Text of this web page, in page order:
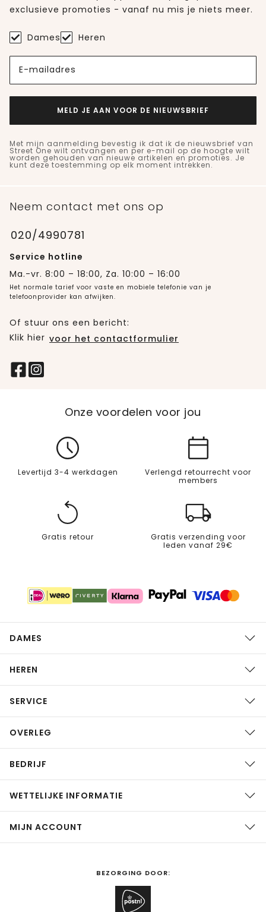
exclusieve promoties - vanaf nu mis je niets meer.
Dames Heren
E-mailadres
MELD JE AAN VOOR DE NIEUWSBRIEF
Met mijn aanmelding bevestig ik dat ik de nieuwsbrief van
Street One wilt ontvangen en per e-mail op de hoogte wilt
worden gehouden van nieuwe artikelen en promoties. Je
kunt deze toestemming op elk moment intrekken.
Neem contact met ons op
020/4990781
Service hotline
Ma.-vr. 8:00 – 18:00, Za. 10:00 – 16:00
Het normale tarief voor vaste en mobiele telefonie van je
telefoonprovider kan afwijken.
Of stuur ons een bericht:
Klik hier voor het contactformulier
Onze voordelen voor jou
Levertijd 3-4 werkdagen
Verlengd retourrecht voor
members
Gratis retour
Gratis verzending voor
leden vanaf 29€
DAMES
HEREN
SERVICE
OVERLEG
BEDRIJF
WETTELIJKE INFORMATIE
MIJN ACCOUNT
BEZORGING DOOR: